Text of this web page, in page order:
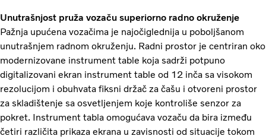
Unutrašnjost pruža vozaču superiorno radno okruženje
Pažnja upućena vozačima je najočiglednija u poboljšanom
unutrašnjem radnom okruženju. Radni prostor je centriran oko
modernizovane instrument table koja sadrži potpuno
digitalizovani ekran instrument table od 12 inča sa visokom
rezolucijom i obuhvata fiksni držač za čašu i otvoreni prostor
za skladištenje sa osvetljenjem koje kontroliše senzor za
pokret. Instrument tabla omogućava vozaču da bira između
četiri različita prikaza ekrana u zavisnosti od situacije tokom